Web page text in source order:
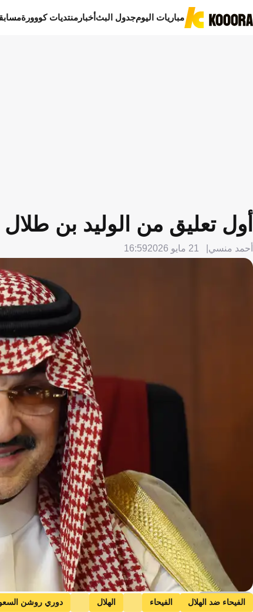
مباريات اليومجدول البثأخبار منتديات كووورة
أول تعليق من الوليد بن
أحمد منسي 21 مايو 2026 16:59
Getty Images
الفيحاء ضد الهلال الفيحاء الهلال دوري روشن